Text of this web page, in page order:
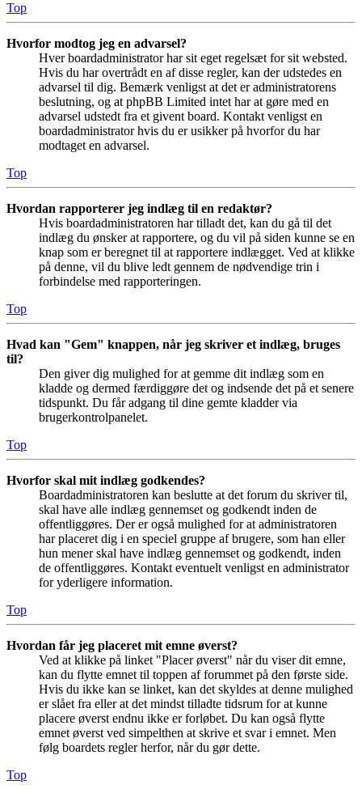
Top
Hvorfor modtog jeg en advarsel?
Hver boardadministrator har sit eget regelsæt for sit websted.
Hvis du har overtrådt en af disse regler, kan der udstedes en
advarsel til dig. Bemærk venligst at det er administratorens
beslutning, og at phpBB Limited intet har at gøre med en
advarsel udstedt fra et givent board. Kontakt venligst en
boardadministrator hvis du er usikker på hvorfor du har
modtaget en advarsel.
Top
Hvordan rapporterer jeg indlæg til en redaktør?
Hvis boardadministratoren har tilladt det, kan du gå til det
indlæg du ønsker at rapportere, og du vil på siden kunne se en
knap som er beregnet til at rapportere indlægget. Ved at klikke
på denne, vil du blive ledt gennem de nødvendige trin i
forbindelse med rapporteringen.
Top
Hvad kan "Gem" knappen, når jeg skriver et indlæg, bruges
til?
Den giver dig mulighed for at gemme dit indlæg som en
kladde og dermed færdiggøre det og indsende det på et senere
tidspunkt. Du får adgang til dine gemte kladder via
brugerkontrolpanelet.
Top
Hvorfor skal mit indlæg godkendes?
Boardadministratoren kan beslutte at det forum du skriver til,
skal have alle indlæg gennemset og godkendt inden de
offentliggøres. Der er også mulighed for at administratoren
har placeret dig i en speciel gruppe af brugere, som han eller
hun mener skal have indlæg gennemset og godkendt, inden
de offentliggøres. Kontakt eventuelt venligst en administrator
for yderligere information.
Top
Hvordan får jeg placeret mit emne øverst?
Ved at klikke på linket "Placer øverst" når du viser dit emne,
kan du flytte emnet til toppen af forummet på den første side.
Hvis du ikke kan se linket, kan det skyldes at denne mulighed
er slået fra eller at det mindst tilladte tidsrum for at kunne
placere øverst endnu ikke er forløbet. Du kan også flytte
emnet øverst ved simpelthen at skrive et svar i emnet. Men
følg boardets regler herfor, når du gør dette.
Top